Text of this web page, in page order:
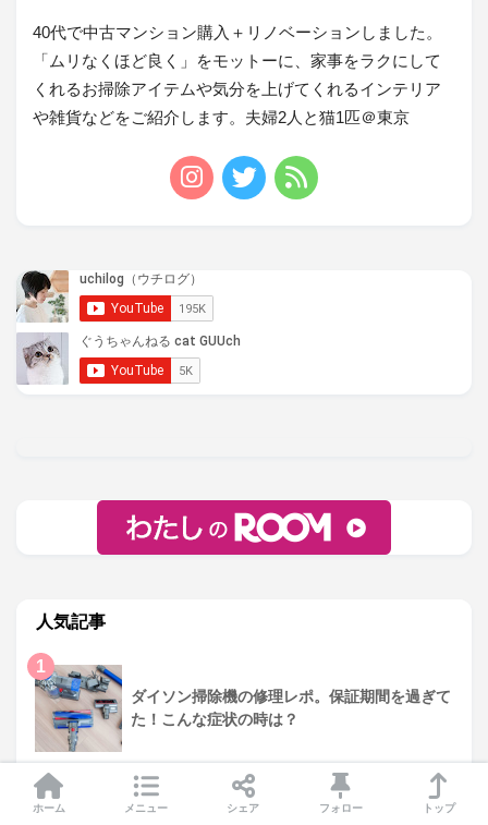
40代で中古マンション購入＋リノベーションしました。
「ムリなくほど良く」をモットーに、家事をラクにして
くれるお掃除アイテムや気分を上げてくれるインテリア
や雑貨などをご紹介します。夫婦2人と猫1匹＠東京
人気記事
1
ダイソン掃除機の修理レポ。保証期間を過ぎて
た！こんな症状の時は？
2
猫のケージを手作り。100均のワイヤーネット
ホーム メニュー シェア フォロー トップ